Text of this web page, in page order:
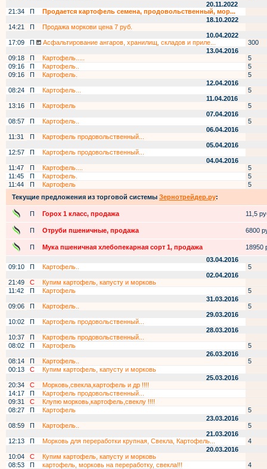
20.11.2022
21:34
П
Продается картофель семена, продовольственный, мор...
18.10.2022
14:21
П
Продажа моркови цена 7 руб.
10.04.2022
17:09
П Асфальтирование ангаров, хранилищ, складов и приле...
300
13.04.2016
09:18
П Картофель.....
5
09:16
П Картофель..
5
09:16
П Картофель.
5
12.04.2016
08:24
П Картофель...
5
11.04.2016
13:16
П Картофель
5
07.04.2016
08:57
П Картофель..
5
06.04.2016
11:31
П
Картофель продовольственный...
05.04.2016
12:57
П
Картофель продовольственный...
04.04.2016
11:47
П Картофель....
5
11:45
П Картофель.
5
11:44
П Картофель
5
Текущие предложения из торговой системы Зернотрейдер.ру:
П Горох 1 класс, продажа 11,5
П Отруби пшеничные, продажа 6800
П Мука пшеничная хлебопекарная сорт 1, продажа
18950
03.04.2016
09:10
П Картофель..
5
02.04.2016
21:49
С
Купим картофель, капусту и морковь
11:42
П Картофель
5
31.03.2016
09:06
П Картофель..
5
29.03.2016
10:02
П
Картофель продовольственный...
28.03.2016
10:37
П
Картофель продовольственный...
08:02
П Картофель
5
26.03.2016
08:14
П Картофель..
5
00:13
С
Купим картофель, капусту и морковь
25.03.2016
20:34
С
Морковь,свекла,картофель и др !!!!
14:17
П
Картофель продовольственный...
09:31
С
Клупю морковь,картофель,свеклу !!!!
08:27
П Картофель
5
23.03.2016
08:59
П Картофель..
5
21.03.2016
12:13
П Морковь для переработки крупная, Свекла, Картофель...
4
20.03.2016
10:04
С
Купим картофель, капусту и морковь
08:53
П картофель, морковь на переработку, свекла!!!
4